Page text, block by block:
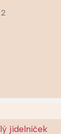
jídelníček